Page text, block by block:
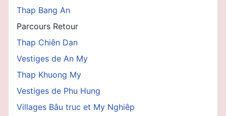
Thap Bang An
Parcours Retour
Thap Chiên Dan
Vestiges de An My
Thap Khuong My
Vestiges de Phu Hung
Villages Bâu truc et My Nghiêp